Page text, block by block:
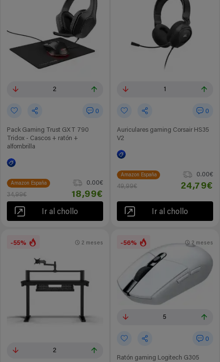
2
0
Pack Gaming Trust GXT 790
Tridox - Cascos + ratón +
alfombrilla
Amazon España
0.00€
34,99€
18,99€
Ir al chollo
1
0
Auriculares gaming Corsair HS35
V2
Amazon España
0.00€
49,99€
24,79€
Ir al chollo
-55%
2
2 meses -56%
5
0
Ratón gaming Logitech G305
2 meses